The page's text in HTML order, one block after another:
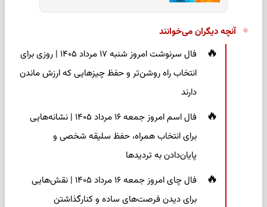
آنچه دیگران می‌خوانند
فال سرنوشت امروز شنبه ۱۷ مرداد ۱۴۰۵ | روزی برای
انتخاب راه روشن‌تر و حفظ چیزهایی که ارزش ماندن
دارند
فال اسم امروز جمعه ۱۶ مرداد ۱۴۰۵ | نشانه‌هایی
برای انتخاب همراه، حفظ سلیقه شخصی و
پایان‌دادن به تردیدها
فال چای امروز جمعه ۱۶ مرداد ۱۴۰۵ | نقش‌هایی
برای دیدن فرصت‌های ساده و کنارگذاشتن